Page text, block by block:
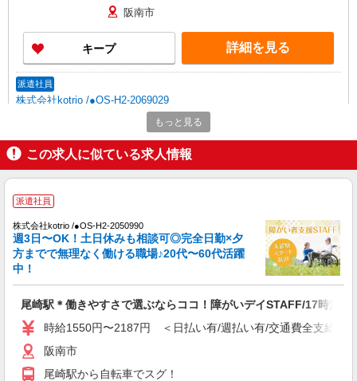
阪南市
キープ 詳細を見る
派遣社員
株式会社kotrio /●OS-H2-2069029
阪南市/障がい者デイ＊履歴書不要＊面接なし
＊資格・経験不問！
時給1550円〜2187円 ＜日払い有/週払い有/交
通費全支給(ガソリン代含む)＞
キープ 詳細を見る
派遣社員
株式会社kotrio /●OS-H2-1906890
経験歓迎！
時給1550円〜2187円 ＜日払い有/週払い有/交
もっと見る
この求人に似ている求人情報
派遣社員
株式会社kotrio /●OS-H2-2050990
週3日〜OK！土日休みも相談可◎完全日勤×夕
方までで無理なく働ける職場♪20代〜60代活躍
中！
尾崎駅＊働きやすさで選ぶならココ！障がいデイSTAFF/17時定時
時給1550円〜2187円 ＜日払い有/週払い有/交通費全支給(ガ
阪南市
尾崎駅から自転車でスグ！